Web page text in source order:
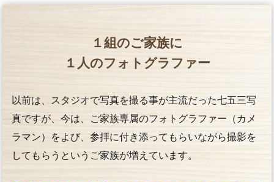
１組のご家族に
１人のフォトグラファー
以前は、スタジオで写真を撮る事が主流だった七五三写
真ですが、今は、ご家族専属のフォトグラファー（カメ
ラマン）をよび、参拝に付き添ってもらいながら撮影を
してもらうというご家族が増えています。